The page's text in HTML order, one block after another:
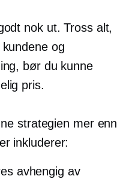
nok ut. Tross alt,
og
bør du kunne
pris.
strategien mer enn
inkluderer:
avhengig av